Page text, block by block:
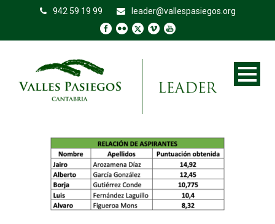
942 59 19 99 leader@vallespasiegos.org